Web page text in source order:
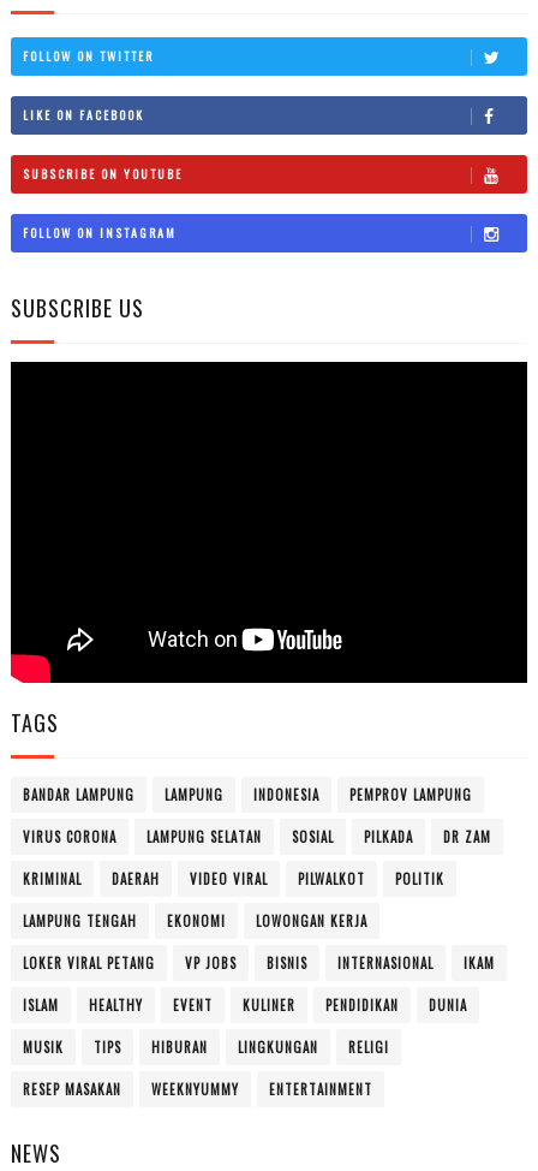
FOLLOW ON TWITTER
LIKE ON FACEBOOK
SUBSCRIBE ON YOUTUBE
FOLLOW ON INSTAGRAM
SUBSCRIBE US
TAGS
BANDAR LAMPUNG LAMPUNG INDONESIA PEMPROV LAMPUNG
VIRUS CORONA LAMPUNG SELATAN SOSIAL PILKADA DR ZAM
KRIMINAL DAERAH VIDEO VIRAL PILWALKOT POLITIK
LAMPUNG TENGAH EKONOMI LOWONGAN KERJA
LOKER VIRAL PETANG VP JOBS BISNIS INTERNASIONAL IKAM
ISLAM HEALTHY EVENT KULINER PENDIDIKAN DUNIA
MUSIK TIPS HIBURAN LINGKUNGAN RELIGI
RESEP MASAKAN WEEKNYUMMY ENTERTAINMENT
NEWS